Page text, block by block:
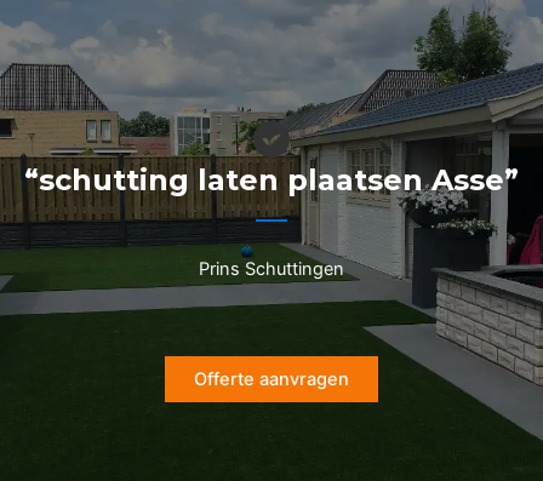
naar
de
inhoud
“schutting laten plaatsen Asse”
Prins Schuttingen
Offerte aanvragen